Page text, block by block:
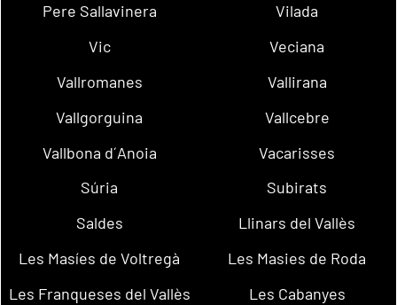
Pere Sallavinera
Vilada
Vic
Veciana
Vallromanes
Vallirana
Vallgorguina
Vallcebre
Vallbona d´Anoia
Vacarisses
Súria
Subirats
Saldes
Llinars del Vallès
Les Masíes de Voltregà
Les Masies de Roda
Les Franqueses del Vallès
Les Cabanyes